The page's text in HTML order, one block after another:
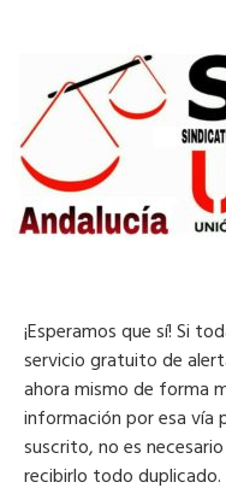
¡Esperamos que sí! Si
servicio gratuito de
ahora mismo de forma
información por esa vía
suscrito, no es
recibirlo todo